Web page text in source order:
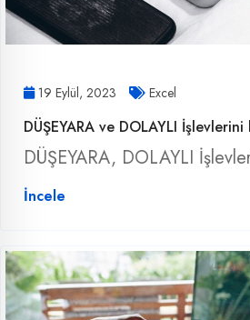
19 Eylül, 2023 Excel
DÜŞEYARA ve DOLAYLI
DÜŞEYARA, DOLAYLI
İncele